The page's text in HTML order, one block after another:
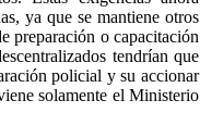
ya que se mantiene otros
preparación o capacitación
tendrían que
policial y su accionar
solamente el Ministerio